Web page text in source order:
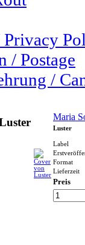
Privacy
/ Postage
/
Maria
Luster
Label
Format
Lieferzeit
Preis